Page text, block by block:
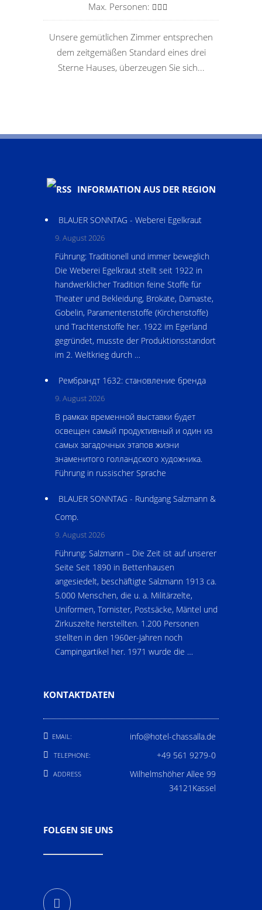
Max. Personen:
Unsere gemütlichen Zimmer entsprechen
dem zeitgemäßen Standard eines drei
Sterne Hauses, überzeugen Sie sich...
INFORMATION AUS DER REGION
BLAUER SONNTAG - Weberei Egelkraut
9. August 2026
Führung: Traditionell und immer beweglich
Die Weberei Egelkraut stellt seit 1922 in
handwerklicher Tradition feine Stoffe für
Theater und Bekleidung, Brokate, Damaste,
Gobelin, Paramentenstoffe (Kirchenstoffe)
und Trachtenstoffe her. 1922 im Egerland
gegründet, musste der Produktionsstandort
im 2. Weltkrieg durch …
Рембрандт 1632: становление бренда
9. August 2026
В рамках вpеменной выставки будет
освещен самый продуктивный и один из
самых загадочных этапов жизни
знаменитого голландского художника.
Führung in russischer Sprache
BLAUER SONNTAG - Rundgang Salzmann &
Comp.
9. August 2026
Führung: Salzmann – Die Zeit ist auf unserer
Seite Seit 1890 in Bettenhausen
angesiedelt, beschäftigte Salzmann 1913 ca.
5.000 Menschen, die u. a. Militärzelte,
Uniformen, Tornister, Postsäcke, Mäntel und
Zirkuszelte herstellten. 1.200 Personen
stellten in den 1960er-Jahren noch
Campingartikel her. 1971 wurde die …
KONTAKTDATEN
EMAIL: info@hotel-chassalla.de
TELEPHONE: +49 561 9279-0
ADDRESS
Wilhelmshöher Allee 99
34121Kassel
FOLGEN SIE UNS